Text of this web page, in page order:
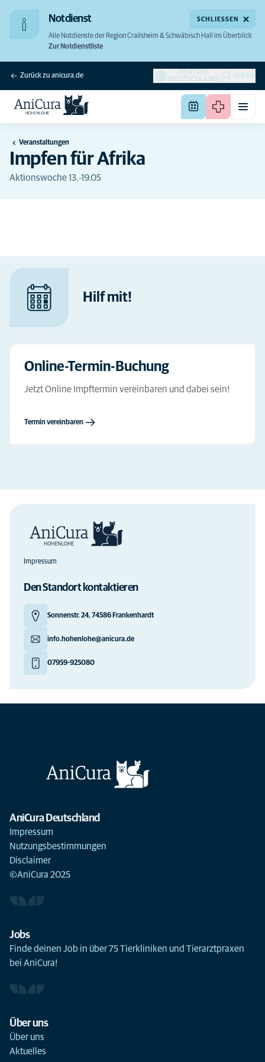
Notdienst
Alle Notdienste der Region Crailsheim & Schwäbisch Hall im Überblick
Zur Notdienstliste
SCHLIESSEN
Zurück zu anicura.de
DEUTSCH
(DEUTSCHLAND)
SUCHE
Veranstaltungen
Impfen für Afrika
Aktionswoche 13.-19.05
Hilf mit!
Online-Termin-Buchung
Jetzt Online Impftermin vereinbaren und dabei sein!
Termin vereinbaren
Impressum
Den Standort kontaktieren
Sonnenstr. 24, 74586 Frankenhardt
info.hohenlohe@anicura.de
07959-925080
AniCura Deutschland
Impressum
Nutzungsbestimmungen
Disclaimer
©AniCura 2025
Jobs
Finde deinen Job in über 75 Tierkliniken und Tierarztpraxen
bei AniCura!
Über uns
Über uns
Aktuelles